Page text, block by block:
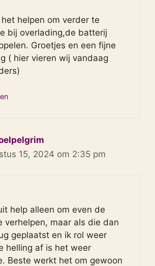
helpen om verder te
bij overlading,de batterij
Groetjes en een fijne
( hier vieren wij vandaag
15, 2024 om 2:35 pm
help alleen om even de
verhelpen, maar als die dan
geplaatst en ik rol weer
helling af is het weer
Beste werkt het om gewoon